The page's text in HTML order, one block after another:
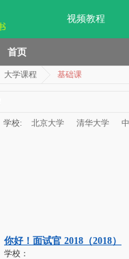
视频教程
首页
大学课程 基础课
学校: 北京大学 清华大学
你好！面试官 2018（2018）
学校：